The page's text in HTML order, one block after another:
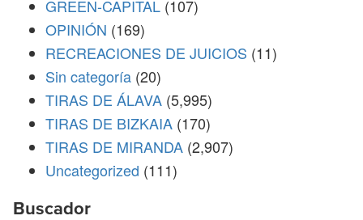
GREEN-CAPITAL (107)
OPINIÓN (169)
RECREACIONES DE JUICIOS (11)
Sin categoría (20)
TIRAS DE ÁLAVA (5,995)
TIRAS DE BIZKAIA (170)
TIRAS DE MIRANDA (2,907)
Uncategorized (111)
Buscador